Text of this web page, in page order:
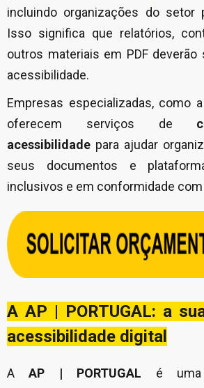
incluindo organizações do setor
Isso significa que relatórios,
outros materiais em PDF deverão
acessibilidade.
Empresas especializadas, como a
oferecem serviços de
acessibilidade para ajudar
seus documentos e
inclusivos e em conformidade
A AP | PORTUGAL: a
acessibilidade digital
AAP | PORTUGAL é uma